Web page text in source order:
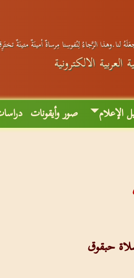
لنا.وهذا الرَّجاءُ لِنُفوسِنا مِرساةٌ أمينَةٌ متينَةٌ
الالكترونية
الإعلام صور وأيقونات
حبقوق